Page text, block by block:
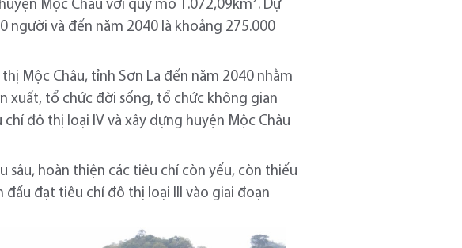
Mộc Châu với quy mô 1.072,09km . Dự
người và đến năm 2040 là khoảng 275.000
Mộc Châu, tỉnh Sơn La đến năm 2040 nhằm
xuất, tổ chức đời sống, tổ chức không gian
đô thị loại IV và xây dựng huyện Mộc Châu
sâu, hoàn thiện các tiêu chí còn yếu, còn thiếu
đạt tiêu chí đô thị loại III vào giai đoạn